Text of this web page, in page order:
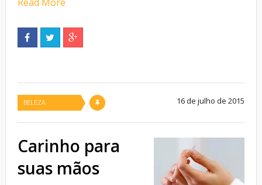
BELEZA 16 de julho de 2015
Carinho para
suas mãos